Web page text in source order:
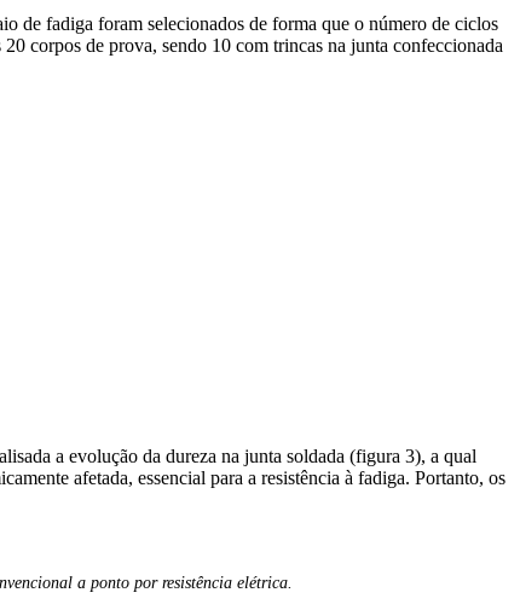
de fadiga foram selecionados de forma que o número de ciclos
corpos de prova, sendo 10 com trincas na junta confeccionada
a evolução da dureza na junta soldada (figura 3), a qual
afetada, essencial para a resistência à fadiga. Portanto, os
a ponto por resistência elétrica.